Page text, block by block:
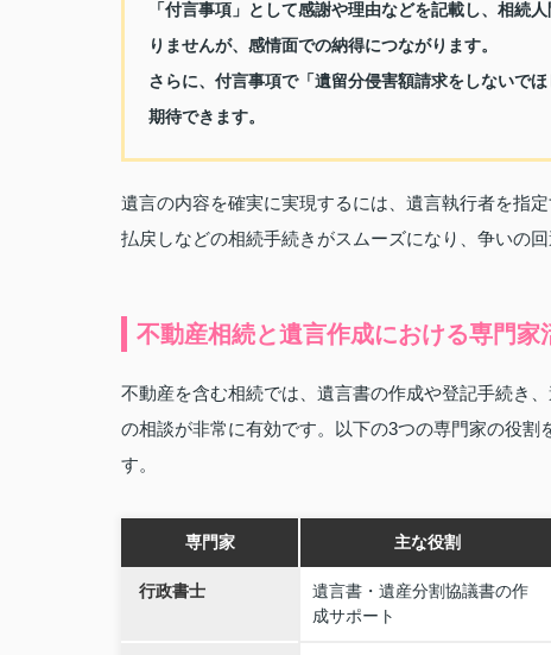
「付言事項」として感謝や理由などを記載し、相続
りませんが、感情面での納得につながります。
さらに、付言事項で「遺留分侵害額請求をしないで
期待できます。
遺言の内容を確実に実現するには、遺言執行者を指
払戻しなどの相続手続きがスムーズになり、争いの回
不動産相続と遺言作成における専門家
不動産を含む相続では、遺言書の作成や登記手続き
の相談が非常に有効です。以下の3つの専門家の役
す。
専門家 主な役割
行政書士
遺言書・遺産分割協議書の作
成サポート